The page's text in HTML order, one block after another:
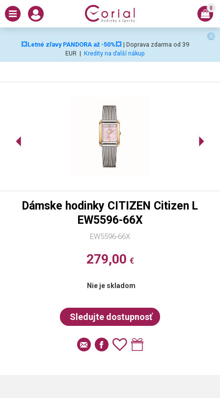
💥Letné zľavy PANDORA až -50%💥 | Doprava zdarma od 39
EUR | Kredity na ďalší nákup
0
EW5596-66X
Dámske hodinky CITIZEN Citizen L
EW5596-66X
279,00 €
Nie je skladom